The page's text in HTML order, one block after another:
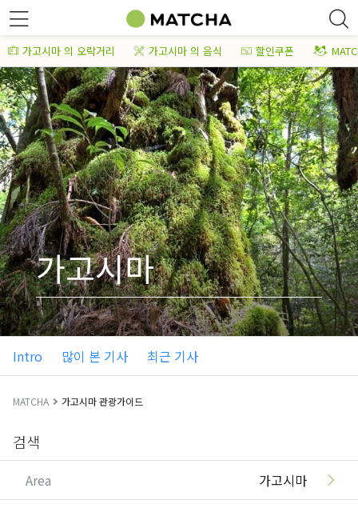
가고시마 의 오락거리 가고시마 의 음식 할인쿠폰
가고시마
Intro 많이 본 기사 최근 기사
MATCHA 가고시마 관광가이드
검색
Area 가고시마